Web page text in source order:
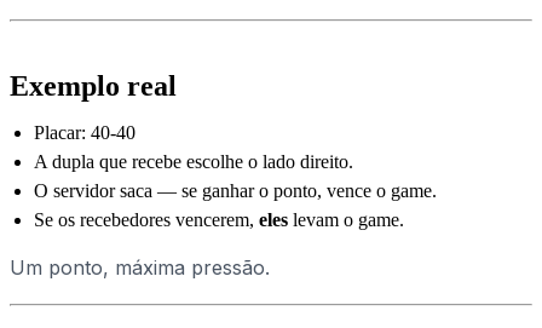
Exemplo real
Placar: 40-40
A dupla que recebe escolhe o lado direito.
O servidor saca — se ganhar o ponto, vence o game.
Se os recebedores vencerem, eles levam o game.
Um ponto, máxima pressão.